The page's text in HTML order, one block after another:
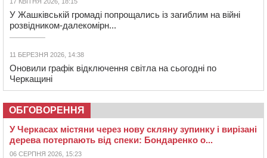
У Жашківській громаді попрощались із загиблим на війні
розвідником-далекомірн...
11 БЕРЕЗНЯ 2026, 14:38
Оновили графік відключення світла на сьогодні по
Черкащині
ОБГОВОРЕННЯ
У Черкасах містяни через нову скляну зупинку і вирізані
дерева потерпають від спеки: Бондаренко о...
06 СЕРПНЯ 2026, 15:23